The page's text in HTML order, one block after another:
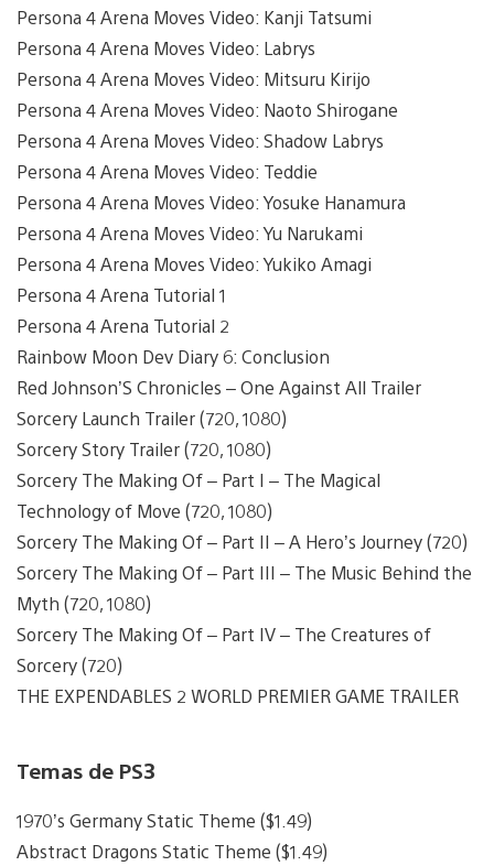
Persona 4 Arena Moves Video: Kanji Tatsumi
Persona 4 Arena Moves Video: Labrys
Persona 4 Arena Moves Video: Mitsuru Kirijo
Persona 4 Arena Moves Video: Naoto Shirogane
Persona 4 Arena Moves Video: Shadow Labrys
Persona 4 Arena Moves Video: Teddie
Persona 4 Arena Moves Video: Yosuke Hanamura
Persona 4 Arena Moves Video: Yu Narukami
Persona 4 Arena Moves Video: Yukiko Amagi
Persona 4 Arena Tutorial 1
Persona 4 Arena Tutorial 2
Rainbow Moon Dev Diary 6: Conclusion
Red Johnson’S Chronicles – One Against All Trailer
Sorcery Launch Trailer (720, 1080)
Sorcery Story Trailer (720, 1080)
Sorcery The Making Of – Part I – The Magical
Technology of Move (720, 1080)
Sorcery The Making Of – Part II – A Hero’s Journey (720)
Sorcery The Making Of – Part III – The Music Behind the
Myth (720, 1080)
Sorcery The Making Of – Part IV – The Creatures of
Sorcery (720)
THE EXPENDABLES 2 WORLD PREMIER GAME TRAILER
Temas de PS3
1970’s Germany Static Theme ($1.49)
Abstract Dragons Static Theme ($1.49)